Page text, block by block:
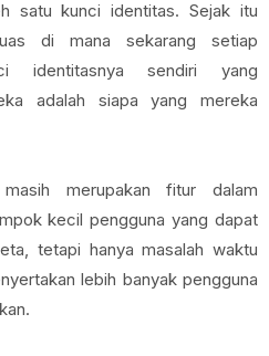
satu kunci identitas. Sejak itu
di mana sekarang setiap
identitasnya sendiri yang
adalah siapa yang mereka
merupakan fitur dalam
kecil pengguna yang dapat
tetapi hanya masalah waktu
lebih banyak pengguna